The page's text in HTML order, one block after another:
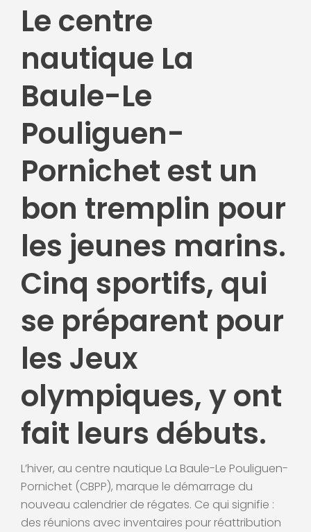
Le centre
nautique La
Baule-Le
Pouliguen-
Pornichet est un
bon tremplin pour
les jeunes marins.
Cinq sportifs, qui
se préparent pour
les Jeux
olympiques, y ont
fait leurs débuts.
L’hiver, au centre nautique La Baule-Le Pouliguen-
Pornichet (CBPP), marque le démarrage du
nouveau calendrier de régates. Ce qui signifie :
des réunions avec inventaires pour réattribution